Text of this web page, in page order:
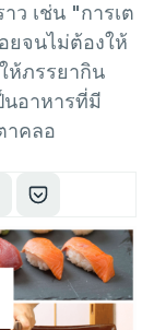
ว เช่น "การเต
ยจนไม่ต้องให้
ห้ภรรยากิน
นอาหารที่มี
าคลอ